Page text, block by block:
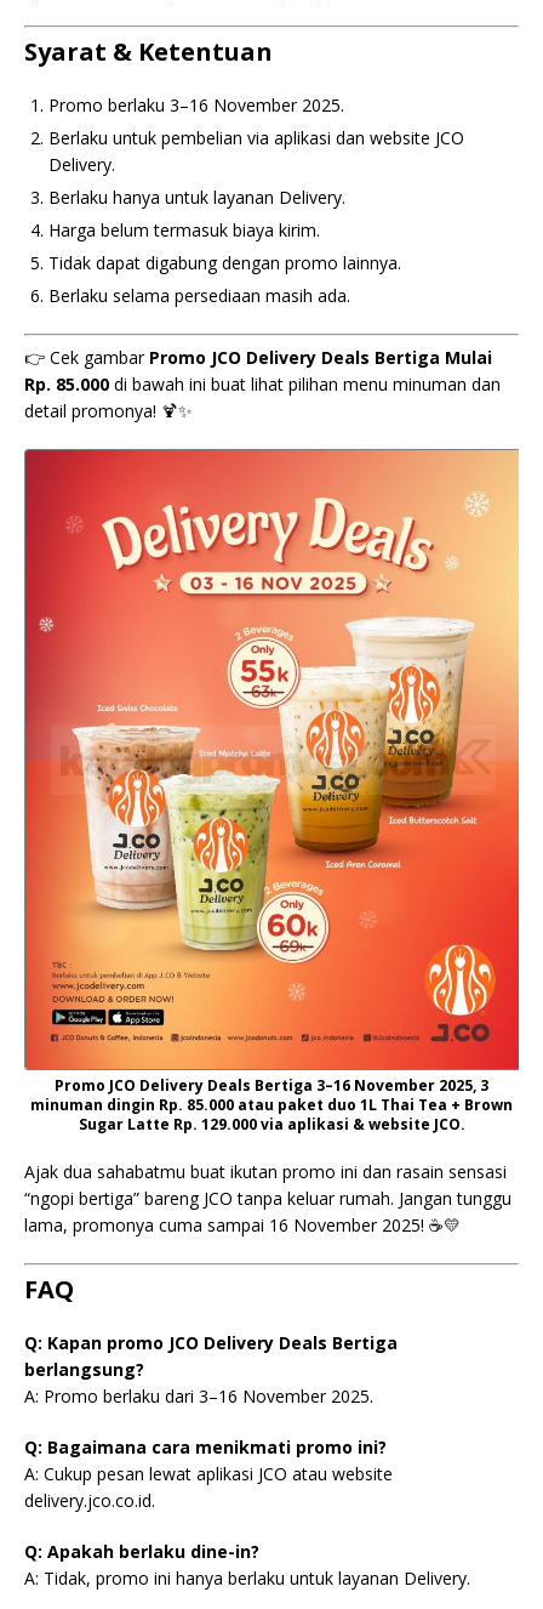
Syarat & Ketentuan
Promo berlaku 3–16 November 2025.
Berlaku untuk pembelian via aplikasi dan website JCO
Delivery.
Berlaku hanya untuk layanan Delivery.
Harga belum termasuk biaya kirim.
Tidak dapat digabung dengan promo lainnya.
Berlaku selama persediaan masih ada.
👉 Cek gambar Promo JCO Delivery Deals Bertiga Mulai
Rp. 85.000 di bawah ini buat lihat pilihan menu minuman dan
detail promonya! 🍹✨
Promo JCO Delivery Deals Bertiga 3–16 November 2025, 3
minuman dingin Rp. 85.000 atau paket duo 1L Thai Tea + Brown
Sugar Latte Rp. 129.000 via aplikasi & website JCO.
Ajak dua sahabatmu buat ikutan promo ini dan rasain sensasi
“ngopi bertiga” bareng JCO tanpa keluar rumah. Jangan tunggu
lama, promonya cuma sampai 16 November 2025! ☕💛
FAQ
Q: Kapan promo JCO Delivery Deals Bertiga
berlangsung?
A: Promo berlaku dari 3–16 November 2025.
Q: Bagaimana cara menikmati promo ini?
A: Cukup pesan lewat aplikasi JCO atau website
delivery.jco.co.id.
Q: Apakah berlaku dine-in?
A: Tidak, promo ini hanya berlaku untuk layanan Delivery.